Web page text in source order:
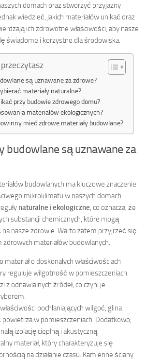
domach oraz stworzyć przyjazny
wiedzieć, jakich materiałów unikać oraz
ich zdrowotne właściwości, aby nasze
świadome i korzystne dla środowiska.
są uznawane za zdrowe?
materiały naturalne?
przy budowie zdrowego domu?
materiałów ekologicznych?
mieć zdrowe materiały budowlane?
budowlane są uznawane za
budowlanych ma kluczowe znaczenie
mikroklimatu w naszych domach.
naturalne i ekologiczne, co oznacza, że
substancji chemicznych, które mogą
na nasze zdrowie. Warto zatem przyjrzeć się
zdrowych materiałów budowlanych.
materiał o doskonałych właściwościach
reguluje wilgotność w pomieszczeniach.
z odnawialnych źródeł, co czyni je
pochłaniających wilgoć, glina
powietrza w pomieszczeniach. Dodatkowo,
izolację cieplną i akustyczną.
materiał, który charakteryzuje się
na działanie czasu. Kamienne ściany